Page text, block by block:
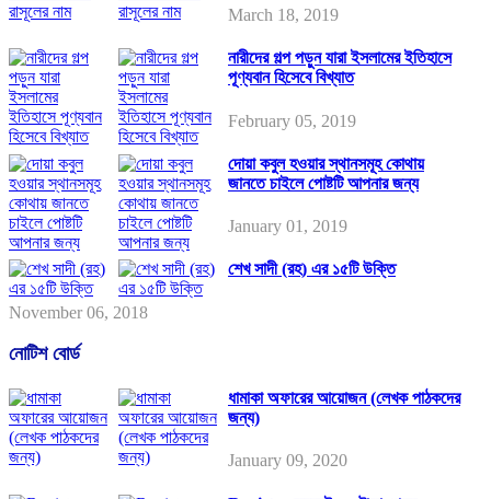
March 18, 2019
নারীদের গল্প পড়ুন যারা ইসলামের ইতিহাসে
পূণ্যবান হিসেবে বিখ্যাত
February 05, 2019
দোয়া কবুল হওয়ার স্থানসমূহ কোথায়
জানতে চাইলে পোষ্টটি আপনার জন্য
January 01, 2019
শেখ সাদী (রহ) এর ১৫টি উক্তি
November 06, 2018
নোটিশ বোর্ড
ধামাকা অফারের আয়োজন (লেখক পাঠকদের
জন্য)
January 09, 2020